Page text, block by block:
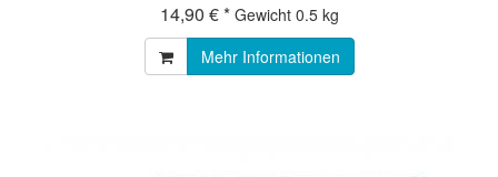
14,90 € * Gewicht 0.5 kg
Mehr Informationen